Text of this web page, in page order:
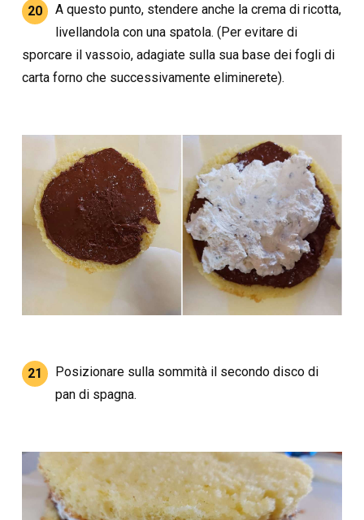
20
A questo punto, stendere anche la crema di ricotta,
livellandola con una spatola. (Per evitare di
sporcare il vassoio, adagiate sulla sua base dei fogli di
carta forno che successivamente eliminerete).
21
Posizionare sulla sommità il secondo disco di
pan di spagna.